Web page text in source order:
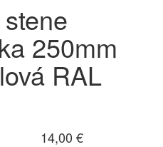
250mm
RAL
14,00 €